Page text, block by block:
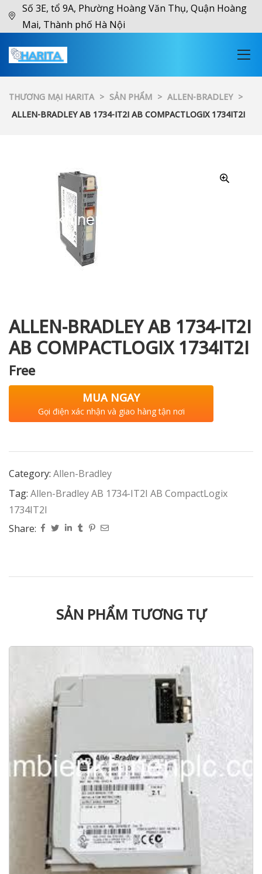
Số 3E, tổ 9A, Phường Hoàng Văn Thụ, Quận Hoàng
Mai, Thành phố Hà Nội
THƯƠNG MẠI HARITA > SẢN PHẨM > ALLEN-BRADLEY >
ALLEN-BRADLEY AB 1734-IT2I AB COMPACTLOGIX 1734IT2I
ALLEN-BRADLEY AB 1734-IT2I
AB COMPACTLOGIX 1734IT2I
Free
MUA NGAY
Gọi điện xác nhận và giao hàng tận nơi
Category: Allen-Bradley
Tag: Allen-Bradley AB 1734-IT2I AB CompactLogix
1734IT2I
Share:
SẢN PHẨM TƯƠNG TỰ